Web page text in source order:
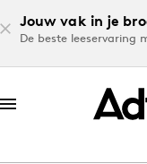
Jouw vak in je
De beste leeservaring